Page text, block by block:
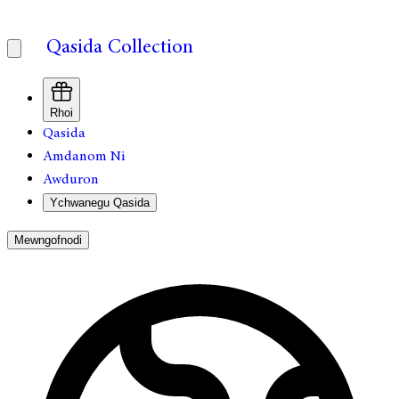
Qasida Collection
Rhoi
Qasida
Amdanom Ni
Awduron
Ychwanegu Qasida
Mewngofnodi